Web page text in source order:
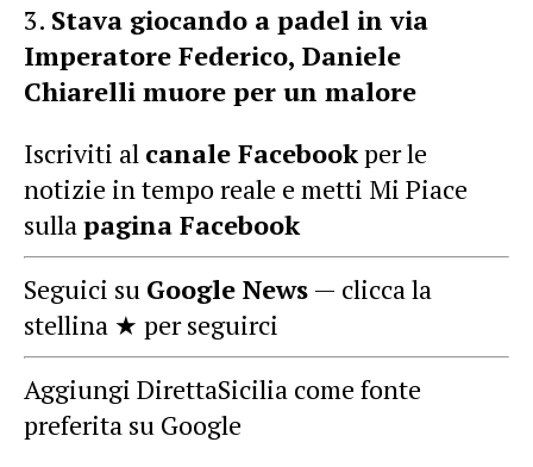
Stava giocando a padel in via
Imperatore Federico, Daniele
Chiarelli muore per un malore
Iscriviti al canale Facebookper le
notizie in tempo reale e metti Mi Piace
sullapagina Facebook
Seguici su Google News — clicca la
stellina ★ per seguirci
Aggiungi DirettaSicilia come fonte
preferita su Google